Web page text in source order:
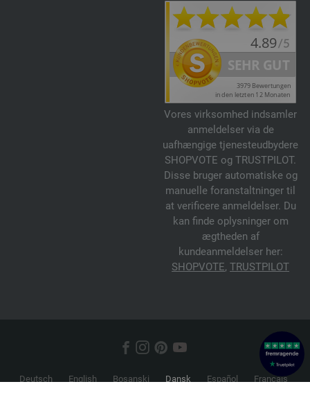
Vores virksomhed indsamler
anmeldelser via de
uafhængige tjenesteudbydere
SHOPVOTE og TRUSTPILOT.
Disse bruger automatiske og
manuelle foranstaltninger til
at verificere anmeldelser. Du
kan finde oplysninger om
ægtheden af
kundeanmeldelser her:
SHOPVOTE, TRUSTPILOT
Deutsch English Bosanski Dansk Español
Français